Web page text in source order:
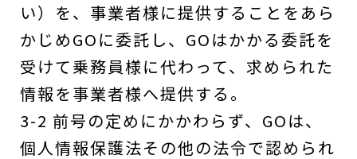
い）を、事業者様に提供することをあら
かじめGOに委託し、GOはかかる委託を
受けて乗務員様に代わって、求められた
情報を事業者様へ提供する。
3-2 前号の定めにかかわらず、GOは、
個人情報保護法その他の法令で認められ